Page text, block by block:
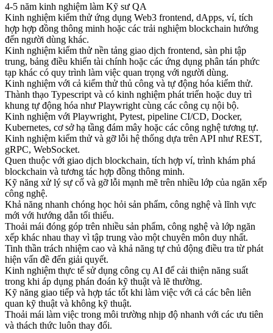
4-5 năm kinh nghiệm làm Kỹ sư QA
Kinh nghiệm kiểm thử ứng dụng Web3 frontend, dApps, ví, tích
hợp hợp đồng thông minh hoặc các trải nghiệm blockchain hướng
đến người dùng khác.
Kinh nghiệm kiểm thử nền tảng giao dịch frontend, sàn phi tập
trung, bảng điều khiển tài chính hoặc các ứng dụng phân tán phức
tạp khác có quy trình làm việc quan trọng với người dùng.
Kinh nghiệm với cả kiểm thử thủ công và tự động hóa kiểm thử.
Thành thạo Typescript và có kinh nghiệm phát triển hoặc duy trì
khung tự động hóa như Playwright cùng các công cụ nội bộ.
Kinh nghiệm với Playwright, Pytest, pipeline CI/CD, Docker,
Kubernetes, cơ sở hạ tầng đám mây hoặc các công nghệ tương tự.
Kinh nghiệm kiểm thử và gỡ lỗi hệ thống dựa trên API như REST,
gRPC, WebSocket.
Quen thuộc với giao dịch blockchain, tích hợp ví, trình khám phá
blockchain và tương tác hợp đồng thông minh.
Kỹ năng xử lý sự cố và gỡ lỗi mạnh mẽ trên nhiều lớp của ngăn xếp
công nghệ.
Khả năng nhanh chóng học hỏi sản phẩm, công nghệ và lĩnh vực
mới với hướng dẫn tối thiểu.
Thoải mái đóng góp trên nhiều sản phẩm, công nghệ và lớp ngăn
xếp khác nhau thay vì tập trung vào một chuyên môn duy nhất.
Tinh thần trách nhiệm cao và khả năng tự chủ động điều tra từ phát
hiện vấn đề đến giải quyết.
Kinh nghiệm thực tế sử dụng công cụ AI để cải thiện năng suất
trong khi áp dụng phán đoán kỹ thuật và lẽ thường.
Kỹ năng giao tiếp và hợp tác tốt khi làm việc với cả các bên liên
quan kỹ thuật và không kỹ thuật.
Thoải mái làm việc trong môi trường nhịp độ nhanh với các ưu tiên
và thách thức luôn thay đổi.